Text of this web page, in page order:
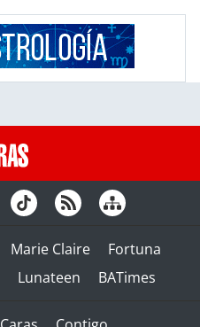
Marie Claire
Fortuna
Lunateen BATimes